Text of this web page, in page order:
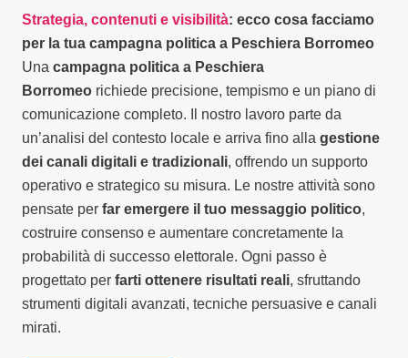
Strategia, contenuti e visibilità: ecco cosa facciamo
per la tua campagna politica a Peschiera Borromeo
Una campagna politica a Peschiera
Borromeo richiede precisione, tempismo e un piano di
comunicazione completo. Il nostro lavoro parte da
un’analisi del contesto locale e arriva fino alla gestione
dei canali digitali e tradizionali, offrendo un supporto
operativo e strategico su misura. Le nostre attività sono
pensate per far emergere il tuo messaggio politico,
costruire consenso e aumentare concretamente la
probabilità di successo elettorale. Ogni passo è
progettato per farti ottenere risultati reali, sfruttando
strumenti digitali avanzati, tecniche persuasive e canali
mirati.